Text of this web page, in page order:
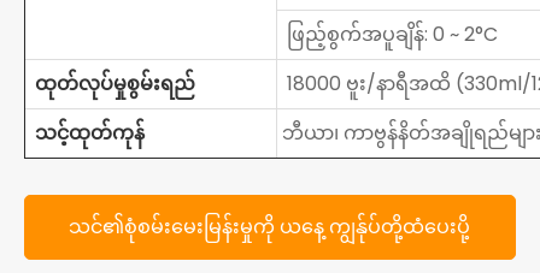
ဖြည့်စွက်အပူချိန်: 0 ~ 2°C
ထုတ်လုပ်မှုစွမ်းရည်
18000 ဗူး/နာရီအထိ (330ml/
သင့်ထုတ်ကုန်
ဘီယာ၊ ကာဗွန်နိတ်အချိုရည်မျာ
သင်၏စုံစမ်းမေးမြန်းမှုကို ယနေ့ ကျွန်ုပ်တို့ထံပေးပို့